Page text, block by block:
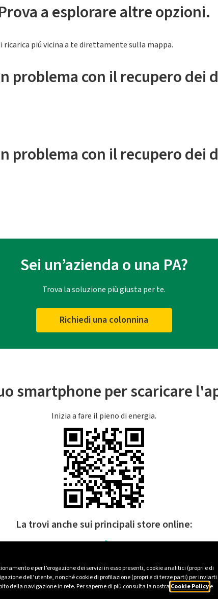
e per l’erogazione dei servizi in esso presenti, cookie analitici (propri e di
dell’utente, nonché cookie di profilazione (propri e di terze parti) per inviarti
della navigazione in rete. Per saperne di più consulta la nostra Cookie Policye
a esplorare altre opzioni.
piú vicina a te direttamente sulla mappa.
problema con il recupero dei
problema con il recupero dei
Sei un’azienda o una PA?
Trova la soluzione più giusta per te.
Richiedi una colonnina
smartphone per scaricare
Inizia a fare il pieno di energia.
La trovi anche sui principali store online: